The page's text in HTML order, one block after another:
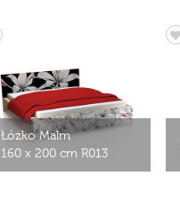
Łóżko Malm
160 x 200 cm R013